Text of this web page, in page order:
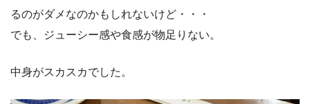
るのがダメなのかもしれないけど・・・
でも、ジューシー感や食感が物足りない。
中身がスカスカでした。